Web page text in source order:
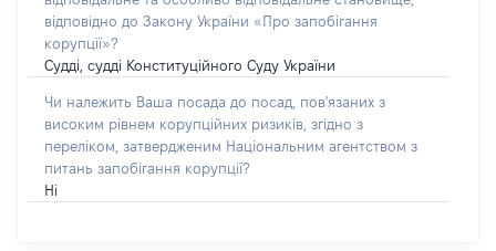
відповідно до Закону України «Про запобігання
корупції»?
Судді, судді Конституційного Суду України
Чи належить Ваша посада до посад, пов'язаних з
високим рівнем корупційних ризиків, згідно з
переліком, затвердженим Національним агентством з
питань запобігання корупції?
Ні